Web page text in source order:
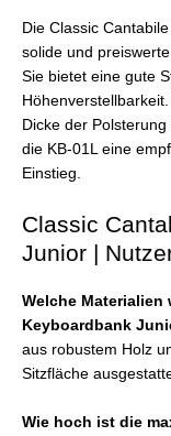
Die Classic
solide und
Sie bietet eine gute
Dicke der
die KB-01L eine
Einstieg.
Classic
Junior |
Welche Materialien
Keyboardbank
aus robustem Holz
Sitzfläche
Wie hoch ist die